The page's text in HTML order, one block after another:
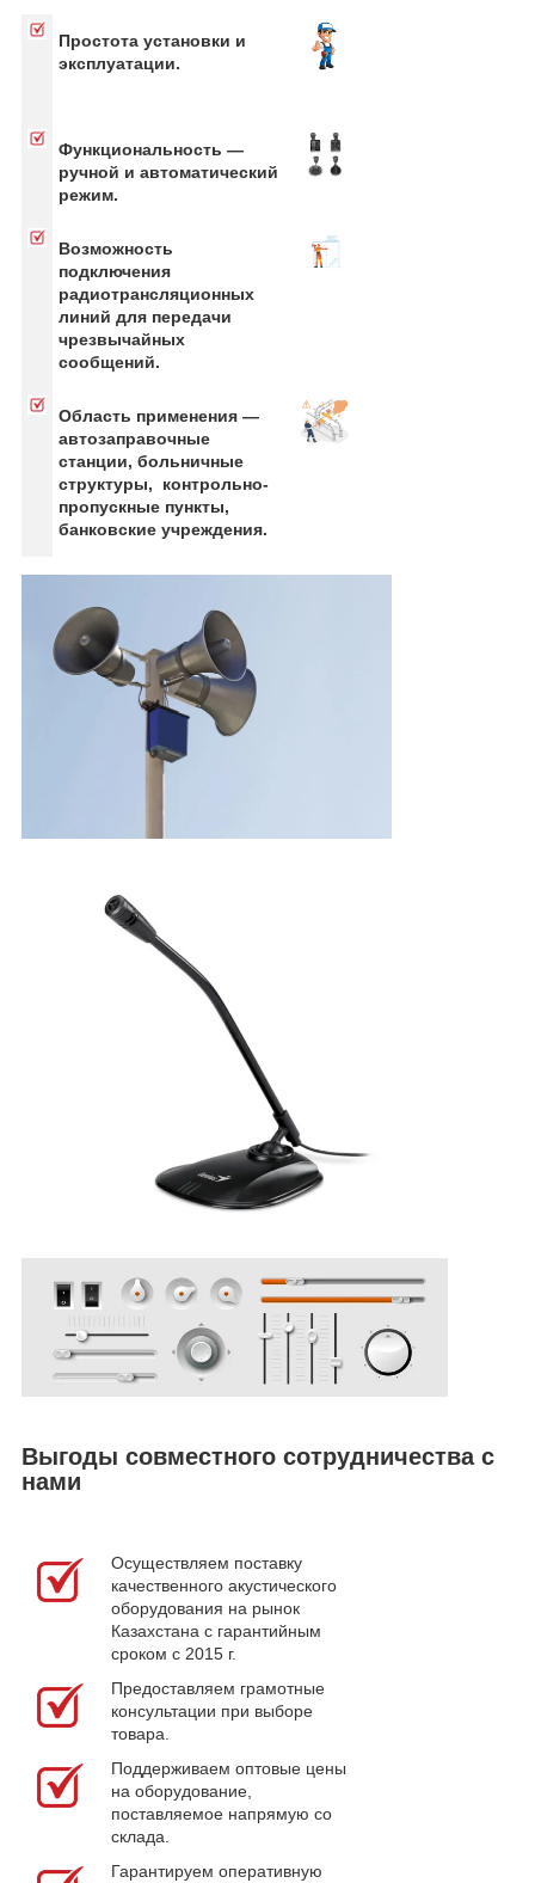
Простота установки и
эксплуатации.
Функциональность —
ручной и автоматический
режим.
Возможность
подключения
радиотрансляционных
линий для передачи
чрезвычайных
сообщений.
Область применения —
автозаправочные
станции, больничные
структуры, контрольно-
пропускные пункты,
банковские учреждения.
Выгоды совместного сотрудничества с
нами
Осуществляем поставку
качественного акустического
оборудования на рынок
Казахстана с гарантийным
сроком с 2015 г.
Предоставляем грамотные
консультации при выборе
товара.
Поддерживаем оптовые цены
на оборудование,
поставляемое напрямую со
склада.
Гарантируем оперативную